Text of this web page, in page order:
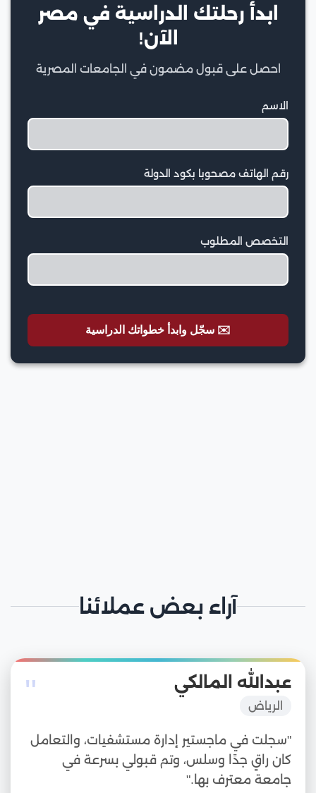
ابدأ رحلتك الدراسية في مصر
الآن!
احصل على قبول مضمون في الجامعات المصرية
الاسم
رقم الهاتف مصحوبا بكود الدولة
التخصص المطلوب
✉️ سجّل وابدأ خطواتك الدراسية
آراء بعض عملائنا
" عبدالله المالكي
الرياض
"سجلت في ماجستير إدارة مستشفيات، والتعامل
كان راقٍ جدًا وسلس، وتم قبولي بسرعة في
جامعة معترف بها."